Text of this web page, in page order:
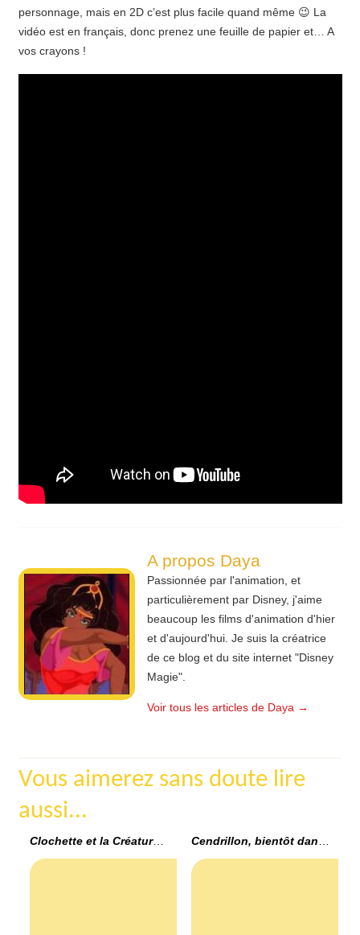
personnage, mais en 2D c’est plus facile quand même 😉 La
vidéo est en français, donc prenez une feuille de papier et… A
vos crayons !
A propos Daya
Passionnée par l'animation, et
particulièrement par Disney, j'aime
beaucoup les films d'animation d'hier
et d'aujourd'hui. Je suis la créatrice
de ce blog et du site internet "Disney
Magie".
Voir tous les articles de Daya →
Vous aimerez sans doute lire
aussi...
Clochette et la Créature Légendaire, extrait exclusif ! Cendrillon, bientôt dans les salles obscures (bande annonce)